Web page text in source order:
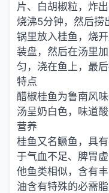
片、白胡椒粒，炸
烧沸5分钟，然后捞
锅里放入桂鱼，烧
装盘，然后在汤里
匀，浇在鱼上，最
特点
醋椒桂鱼为鲁南风
汤呈奶白色，味道
营养
桂鱼又名鳜鱼，具
于气血不足、脾胃
他鱼类相似，含有
油含有特殊的必需